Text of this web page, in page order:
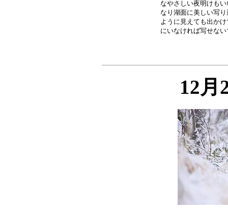
なやさしい夜明けも
なり湖面に美しい写
ように見えても出か
12月